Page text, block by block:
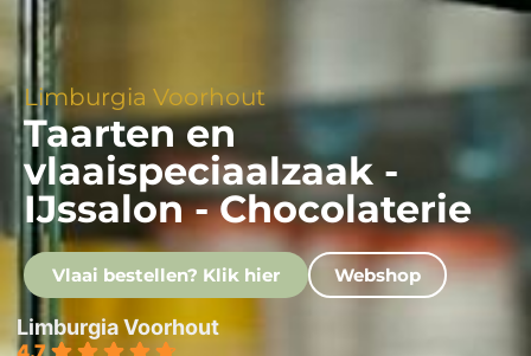
Limburgia Voorhout
Taarten en
vlaaispeciaalzaak -
IJssalon - Chocolaterie
Vlaai bestellen? Klik hier Webshop
Limburgia Voorhout
4.7